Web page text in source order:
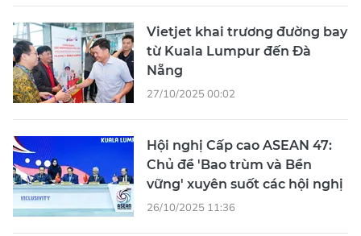
Vietjet khai trương đường bay
từ Kuala Lumpur đến Đà
Nẵng
27/10/2025 00:02
Hội nghị Cấp cao ASEAN 47:
Chủ đề 'Bao trùm và Bền
vững' xuyên suốt các hội nghị
26/10/2025 11:36